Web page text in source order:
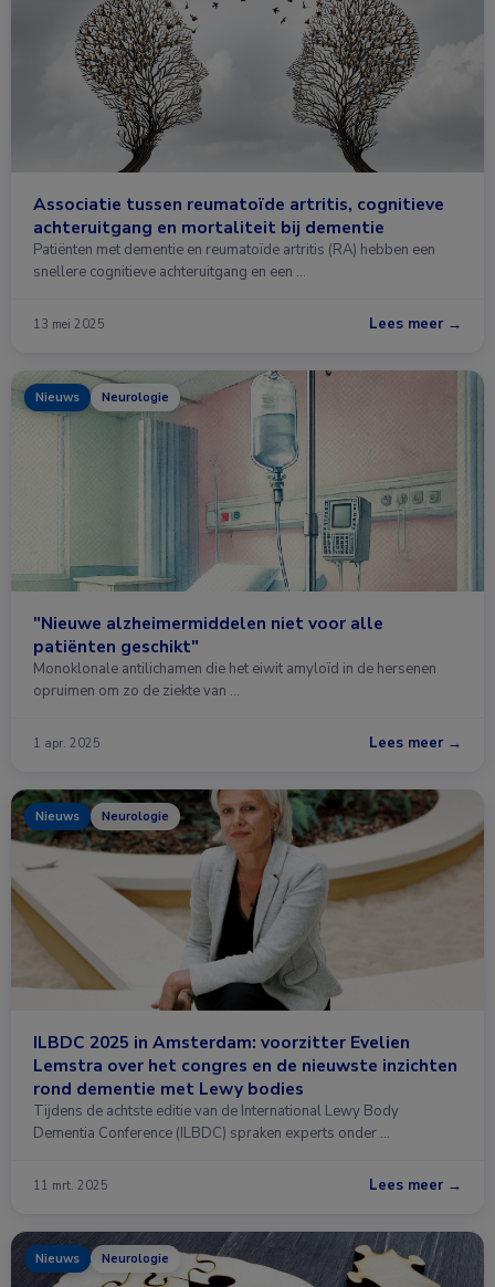
Associatie tussen reumatoïde artritis, cognitieve
achteruitgang en mortaliteit bij dementie
Patiënten met dementie en reumatoïde artritis (RA) hebben een
snellere cognitieve achteruitgang en een …
13 mei 2025 Lees meer →
Nieuws Neurologie
"Nieuwe alzheimermiddelen niet voor alle
patiënten geschikt"
Monoklonale antilichamen die het eiwit amyloïd in de hersenen
opruimen om zo de ziekte van …
1 apr. 2025 Lees meer →
Nieuws Neurologie
ILBDC 2025 in Amsterdam: voorzitter Evelien
Lemstra over het congres en de nieuwste inzichten
rond dementie met Lewy bodies
Tijdens de achtste editie van de International Lewy Body
Dementia Conference (ILBDC) spraken experts onder …
11 mrt. 2025 Lees meer →
Nieuws Neurologie